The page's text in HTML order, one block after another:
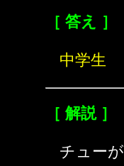
［ 答え ］
中学生
［ 解説 ］
チュー